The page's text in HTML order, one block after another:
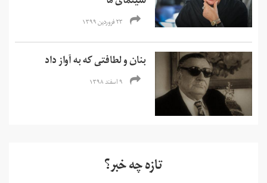
۲۳ فروردین ۱۳۹۹
بنان و لطافتی که به آواز داد
۹ اسفند ۱۳۹۸
تازه چه خبر؟